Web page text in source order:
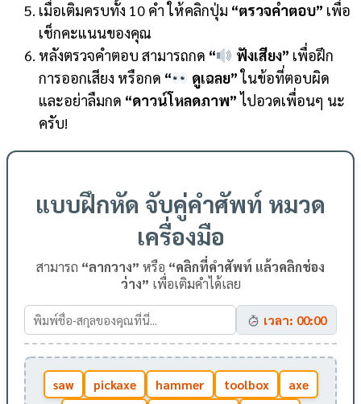
เมื่อเติมครบทั้ง 10 คำ ให้คลิกปุ่ม “ตรวจคำตอบ” เพื่อ
เช็กคะแนนของคุณ
หลังตรวจคำตอบ สามารถกด “ ฟังเสียง” เพื่อฝึก
การออกเสียง หรือกด “ ดูเฉลย”ในข้อที่ตอบผิด
และอย่าลืมกด “ดาวน์โหลดภาพ” ไปอวดเพื่อนๆ นะ
ครับ!
แบบฝึกหัด จับคู่คำศัพท์ หมวด
เครื่องมือ
สามารถ “ลากวาง” หรือ “คลิกที่คำศัพท์ แล้วคลิกช่อง
ว่าง” เพื่อเติมคำได้เลย
เวลา: 00:00
saw pickaxe hammer toolbox
axe